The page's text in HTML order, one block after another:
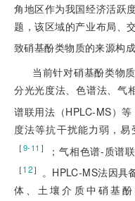
角地区作为我国经济活跃
题，该区域的产业布局、
致硝基酚类物质的来源构
当前针对硝基酚类物
分光光度法、色谱法、气
谱联用法（HPLC-MS）等
度法等抗干扰能力弱，
［9-11 ］ ；气相色谱-质谱
［12］ 。HPLC-MS法因具
体、土壤介质中硝基